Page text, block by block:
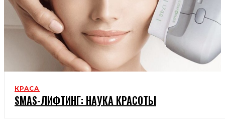
КРАСА
SMAS-ЛИФТИНГ: НАУКА КРАСОТЫ